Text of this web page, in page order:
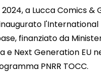
2024, a Lucca Comics &
l'International
finanziato da
e Next Generation EU
PNRR TOCC.